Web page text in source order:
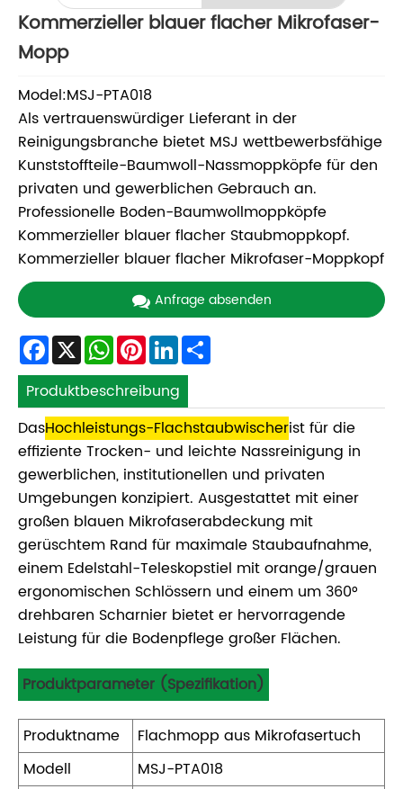
Kommerzieller blauer flacher Mikrofaser-
Mopp
Model:MSJ-PTA018
Als vertrauenswürdiger Lieferant in der
Reinigungsbranche bietet MSJ wettbewerbsfähige
Kunststoffteile-Baumwoll-Nassmoppköpfe für den
privaten und gewerblichen Gebrauch an.
Professionelle Boden-Baumwollmoppköpfe
Kommerzieller blauer flacher Staubmoppkopf.
Kommerzieller blauer flacher Mikrofaser-Moppkopf
Anfrage absenden
Facebook
X WhatsApp
Pinterest
LinkedIn
Produktbeschreibung
DasHochleistungs-Flachstaubwischerist für die
effiziente Trocken- und leichte Nassreinigung in
gewerblichen, institutionellen und privaten
Umgebungen konzipiert. Ausgestattet mit einer
großen blauen Mikrofaserabdeckung mit
gerüschtem Rand für maximale Staubaufnahme,
einem Edelstahl-Teleskopstiel mit orange/grauen
ergonomischen Schlössern und einem um 360°
drehbaren Scharnier bietet er hervorragende
Leistung für die Bodenpflege großer Flächen.
Produktparameter (Spezifikation)
Produktname
Flachmopp aus Mikrofasertuch
Modell
MSJ-PTA018